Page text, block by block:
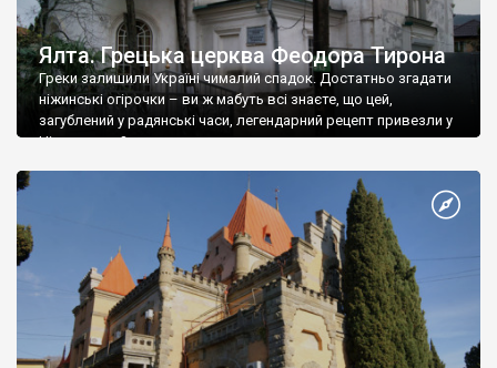
Ялта. Грецька церква Феодора Тирона
Греки залишили Україні чималий спадок. Достатньо згадати
ніжинські огірочки – ви ж мабуть всі знаєте, що цей,
загублений у радянські часи, легендарний рецепт привезли у
Ніжин греки?